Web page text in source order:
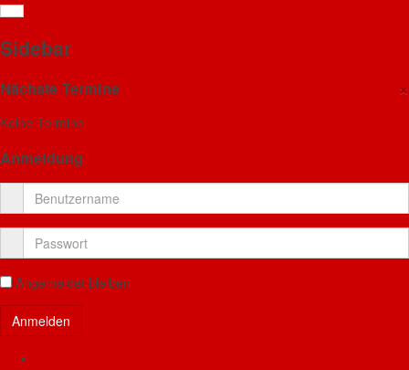
Sidebar
×
Nächste Termine
Keine Termine
Anmeldung
Angemeldet bleiben
Bitte die für das Benutzerkonto hinterlegte E-Mail-Adresse
eingeben. Der Benutzername wird dann an diese E-Mail-
Adresse geschickt.
E-Mail-Adresse*
Bootstrapis a front-end framework of Twitter, Inc. Code licensed underMIT License.
Font Awesomefont licensed underSIL OFL 1.1.